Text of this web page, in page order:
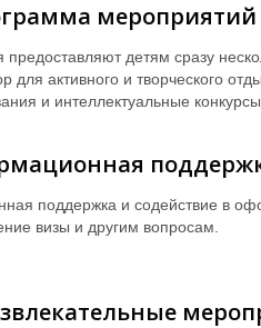
мероприятий
предоставляют детям сразу
для активного и творческого
и интеллектуальные
поддержка и содействие в
визы и другим вопросам.